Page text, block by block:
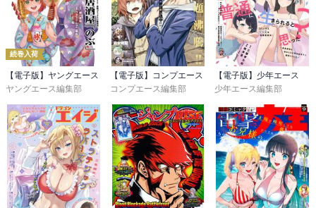
続巻入荷
【電子版】ヤングエース
ヤングエース編集部
【電子版】コンプエース
コンプエース編集部
【電子版】少年エース
少年エース編集部